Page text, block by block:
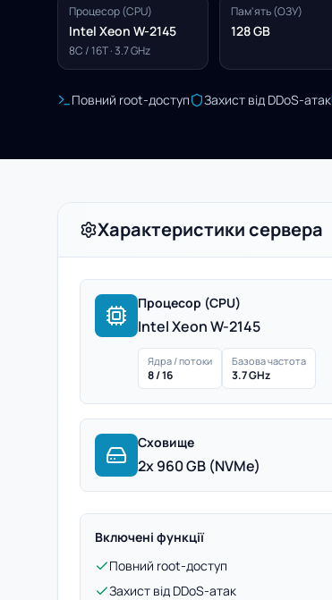
Процесор (CPU)
Intel Xeon W-2145
8C / 16T · 3.7 GHz
Пам'ять (ОЗУ)
128 GB
Повний root-доступ Захист від DDoS-атак
Характеристики сервера
Процесор (CPU)
Intel Xeon W-2145
Ядра / потоки
8 / 16
Базова частота
3.7 GHz
Сховище
2x 960 GB (NVMe)
Включені функції
Повний root-доступ
Захист від DDoS-атак